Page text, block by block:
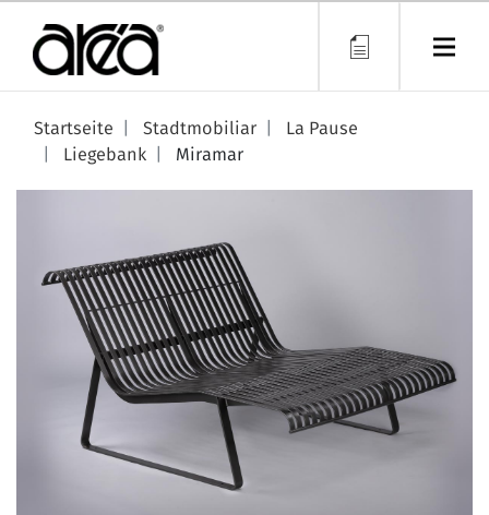
Startseite Stadtmobiliar
La Pause
Liegebank
Miramar